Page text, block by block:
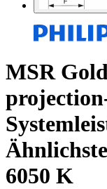
MSR
6050 K